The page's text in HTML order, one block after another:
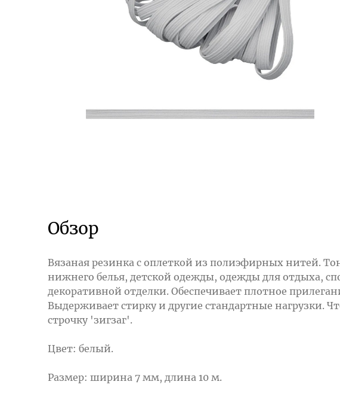
Обзор
Вязаная резинка с оплеткой из полиэфирных нитей.
нижнего белья, детской одежды, одежды для отдыха,
декоративной отделки. Обеспечивает плотное
Выдерживает стирку и другие стандартные
строчку 'зигзаг'.
Цвет: белый.
Размер: ширина 7 мм, длина 10 м.